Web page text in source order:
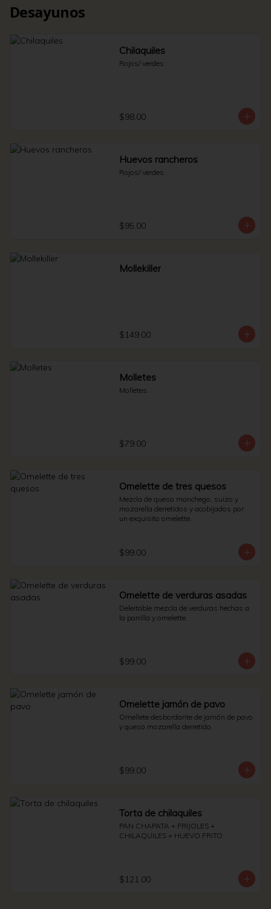
Desayunos
Chilaquiles
Rojos/ verdes.
$98.00
Huevos rancheros
Rojos/ verdes.
$95.00
Mollekiller
$149.00
Molletes
Molletes.
$79.00
Omelette de tres quesos
Mezcla de queso manchego, suizo y
mozarella derretidos y acobijados por
un exquisito omelette.
$99.00
Omelette de verduras asadas
Deleitable mezcla de verduras hechas a
la parrilla y omelette.
$99.00
Omelette jamón de pavo
Omellete desbordante de jamón de pavo
y queso mozarella derretido.
$99.00
Torta de chilaquiles
PAN CHAPATA + FRIJOLES +
CHILAQUILES + HUEVO FRITO
$121.00